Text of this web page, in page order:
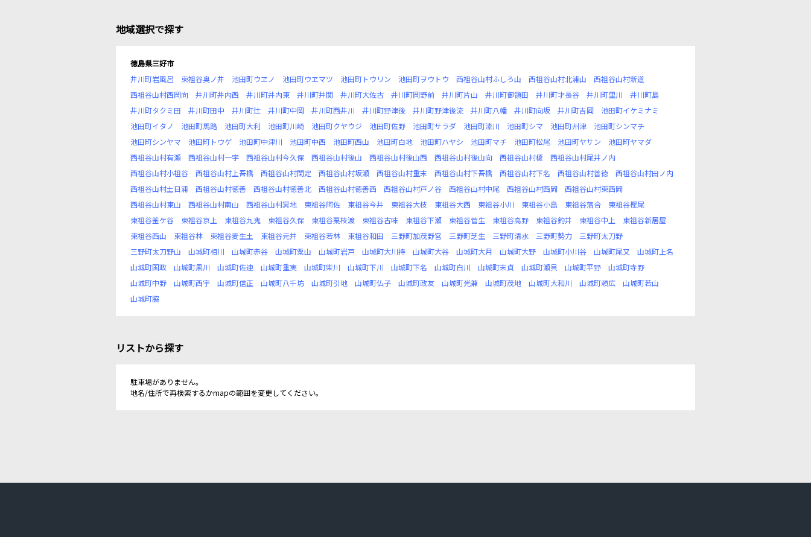
地域選択で探す
徳島県三好市
井川町岩風呂
東祖谷奥ノ井 池田町ウヱノ 池田町ウヱマツ 池田町トウリン 池田町ヲウトウ 西祖谷山村ふしろ山 西祖谷山村北浦山
西祖谷山村新道
西祖谷山村西岡向
井川町井内西 井川町井内東 井川町井関 井川町大佐古 井川町岡野前 井川町片山 井川町御領田 井川町才長谷 井川町里川
井川町島
井川町タクミ田
井川町田中 井川町辻 井川町中岡 井川町西井川 井川町野津後 井川町野津後流 井川町八幡 井川町向坂 井川町吉岡
池田町イケミナミ
池田町イタノ
池田町馬路 池田町大利 池田町川崎 池田町クヤウジ 池田町佐野 池田町サラダ 池田町漆川 池田町シマ 池田町州津
池田町シンマチ
池田町シンヤマ
池田町トウゲ 池田町中津川 池田町中西 池田町西山 池田町白地 池田町ハヤシ 池田町マチ 池田町松尾 池田町ヤサン
池田町ヤマダ
西祖谷山村有瀬
西祖谷山村一宇 西祖谷山村今久保 西祖谷山村後山 西祖谷山村後山西 西祖谷山村後山向 西祖谷山村榎
西祖谷山村尾井ノ内
西祖谷山村小祖谷
西祖谷山村上吾橋 西祖谷山村閑定 西祖谷山村坂瀬 西祖谷山村重末 西祖谷山村下吾橋 西祖谷山村下名 西祖谷山村善徳
西祖谷山村田ノ内
西祖谷山村土日浦
西祖谷山村徳善 西祖谷山村徳善北 西祖谷山村徳善西 西祖谷山村戸ノ谷 西祖谷山村中尾 西祖谷山村西岡
西祖谷山村東西岡
西祖谷山村東山
西祖谷山村南山 西祖谷山村冥地 東祖谷阿佐 東祖谷今井 東祖谷大枝 東祖谷大西 東祖谷小川 東祖谷小島 東祖谷落合
東祖谷樫尾
東祖谷釜ケ谷
東祖谷京上 東祖谷九鬼 東祖谷久保 東祖谷栗枝渡 東祖谷古味 東祖谷下瀬 東祖谷菅生 東祖谷高野 東祖谷釣井 東祖谷中上
東祖谷新居屋
東祖谷西山
東祖谷林 東祖谷麦生土 東祖谷元井 東祖谷若林 東祖谷和田 三野町加茂野宮 三野町芝生 三野町清水 三野町勢力
三野町太刀野
三野町太刀野山
山城町相川 山城町赤谷 山城町粟山 山城町岩戸 山城町大川持 山城町大谷 山城町大月 山城町大野 山城町小川谷 山城町尾又
山城町上名
山城町国政
山城町黒川 山城町佐連 山城町重実 山城町柴川 山城町下川 山城町下名 山城町白川 山城町末貞 山城町瀬貝 山城町平野
山城町寺野
山城町中野
山城町西宇 山城町信正 山城町八千坊 山城町引地 山城町仏子 山城町政友 山城町光兼 山城町茂地 山城町大和川 山城町頼広
山城町若山
山城町脇
リストから探す
駐車場がありません。
地名/住所で再検索するかmapの範囲を変更してください。